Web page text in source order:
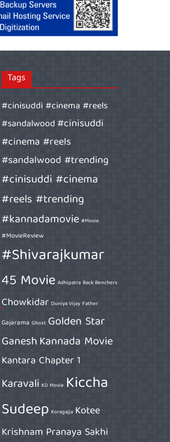
Tags
#cinisuddi #cinema #reels
#sandalwood#cinisuddi
#cinema #reels
#sandalwood #trending
#cinisuddi #cinema
#reels #trending
#kannadamovie #Movie
#MovieReview
#Shivarajkumar
45 Movie Adhipatra Back Benchers
Chowkidar Duniya Vijay Father
Gajarama Ghost Golden Star
GaneshKannada Movie
Kantara Chapter 1
Karavali KD Movie Kiccha
Sudeep Koragajja Kotee
Krishnam Pranaya Sakhi